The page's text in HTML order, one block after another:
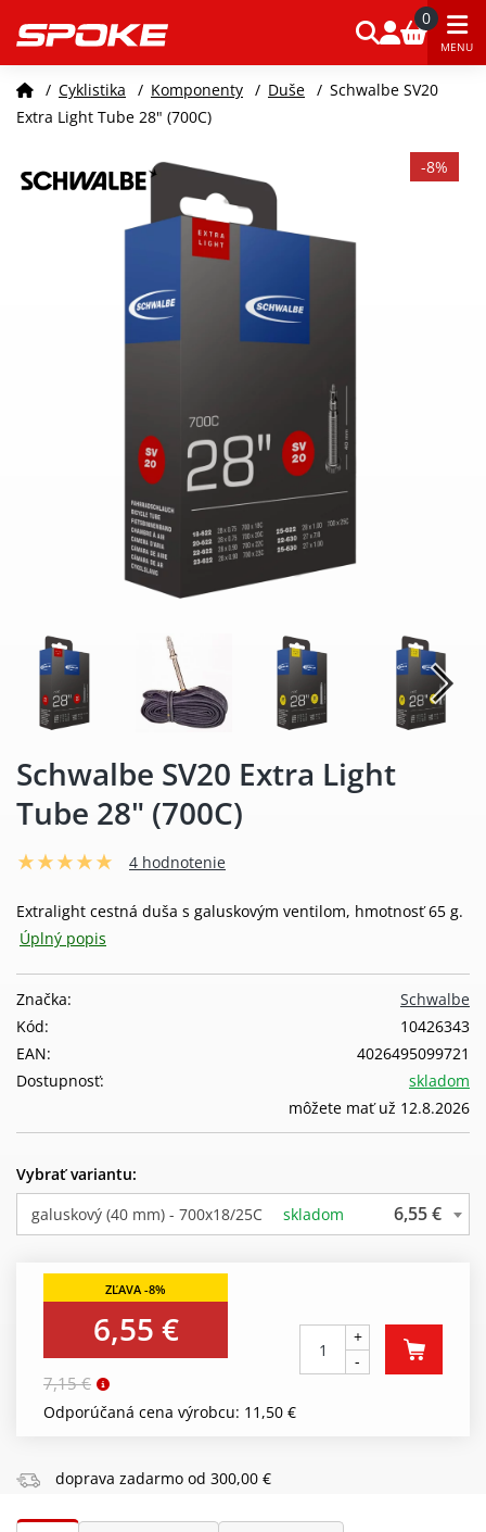
0
MENU
/ Cyklistika / Komponenty / Duše / Schwalbe SV20
Extra Light Tube 28" (700C)
-8%
Schwalbe SV20 Extra Light
Tube 28" (700C)
4 hodnotenie
Extralight cestná duša s galuskovým ventilom, hmotnosť 65 g.
Úplný popis
Schwalbe
Značka:
10426343
Kód:
4026495099721
EAN:
skladom
môžete mať už 12.8.2026
Dostupnosť:
Vybrať variantu:
galuskový (40 mm) - 700x18/25C
skladom 6,55 €
6,55 €
7,15 €
Odporúčaná cena výrobcu: 11,50 €
+
-
doprava zadarmo od 300,00 €